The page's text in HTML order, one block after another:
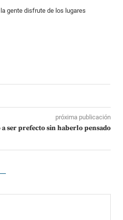
gente disfrute de los lugares
próxima publicación
a ser prefecto sin haberlo pensado